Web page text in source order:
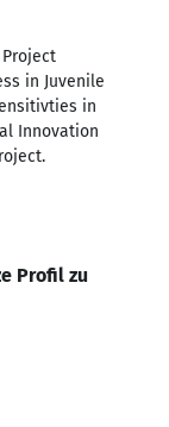
in Juvenile
in
Innovation
Profil zu